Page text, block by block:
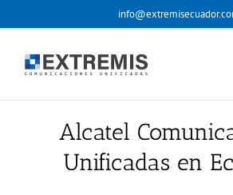
Alcatel
Unificadas en